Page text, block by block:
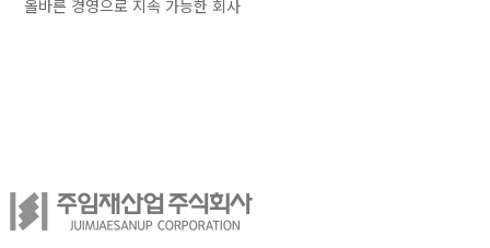
올바른 경영으로 지속 가능한 회사